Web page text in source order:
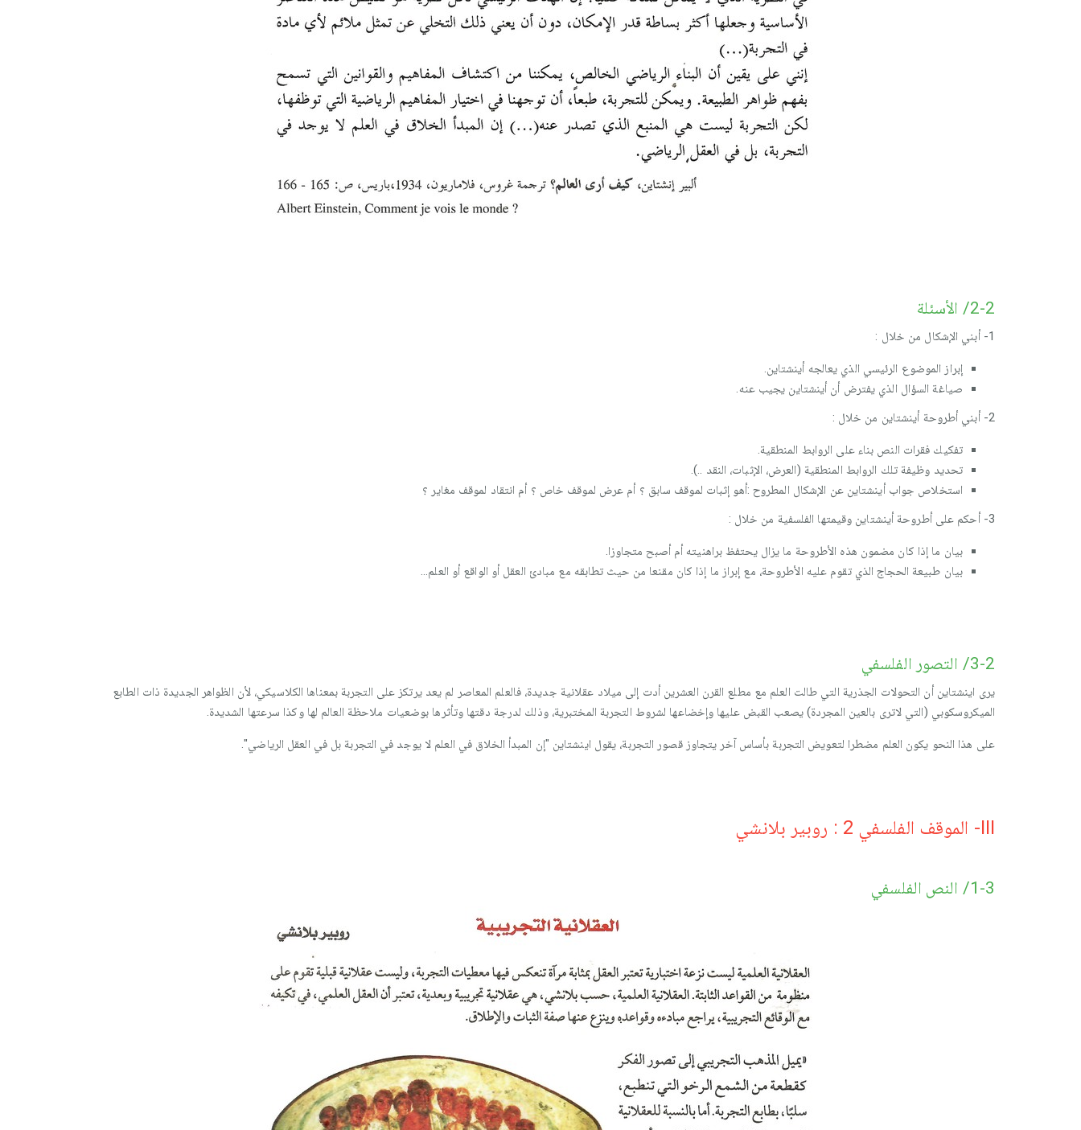
2-2/ الأسئلة
1- أبني الإشكال من خلال :
إبراز الموضوع الرئيسي الذي يعالجه أينشتاين.
صياغة السؤال الذي يفترض أن أينشتاين يجيب عنه.
2- أبني أطروحة أينشتاين من خلال :
تفكيك فقرات النص بناء على الروابط المنطقية.
تحديد وظيفة تلك الروابط المنطقية (العرض، الإثبات، النقد ..).
استخلاص جواب أينشتاين عن الإشكال المطروح :أهو إثبات لموقف سابق ؟ أم عرض لموقف خاص ؟ أم انتقاد لموقف مغاير ؟
3- أحكم على أطروحة أينشتاين وقيمتها الفلسفية من خلال :
بيان ما إذا كان مضمون هذه الأطروحة ما يزال يحتفظ براهنيته أم أصبح متجاوزا.
بيان طبيعة الحجاج الذي تقوم عليه الأطروحة، مع إبراز ما إذا كان مقنعا من حيث تطابقه مع مبادئ العقل أو الواقع أو العلم...
3-2/ التصور الفلسفي
يرى اينشتاين أن التحولات الجذرية التي طالت العلم مع مطلع القرن العشرين أدت إلى ميلاد عقلانية جديدة، فالعلم المعاصر لم يعد يرتكز على التجربة بمعناها الكلاسيكي، لأن الظواهر الجديدة ذات الطابع
الميكروسكوبي (التي لاترى بالعين المجردة) يصعب القبض عليها وإخضاعها لشروط التجربة المختبرية، وذلك لدرجة دقتها وتأثرها بوضعيات ملاحظة العالم لها وكذا سرعتها الشديدة.
على هذا النحو يكون العلم مضطرا لتعويض التجربة بأساس آخر يتجاوز قصور التجربة، يقول اينشتاين "إن المبدأ الخلاق في العلم لا يوجد في التجربة بل في العقل الرياضي".
III- الموقف الفلسفي 2 : روبير بلانشي
1-3/ النص الفلسفي